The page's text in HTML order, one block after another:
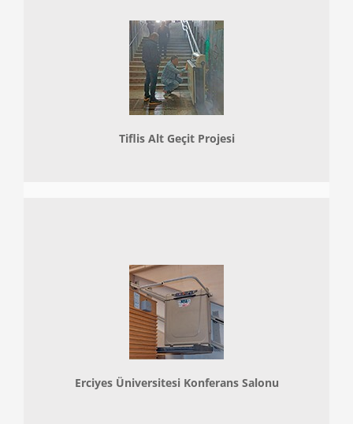
Tiflis Alt Geçit Projesi
Erciyes Üniversitesi Konferans Salonu